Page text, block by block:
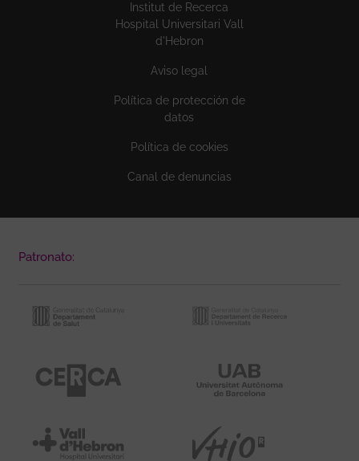
Institut de Recerca
Hospital Universitari Vall
d'Hebron
Aviso legal
Política de protección de
datos
Política de cookies
Canal de denuncias
Patronato: